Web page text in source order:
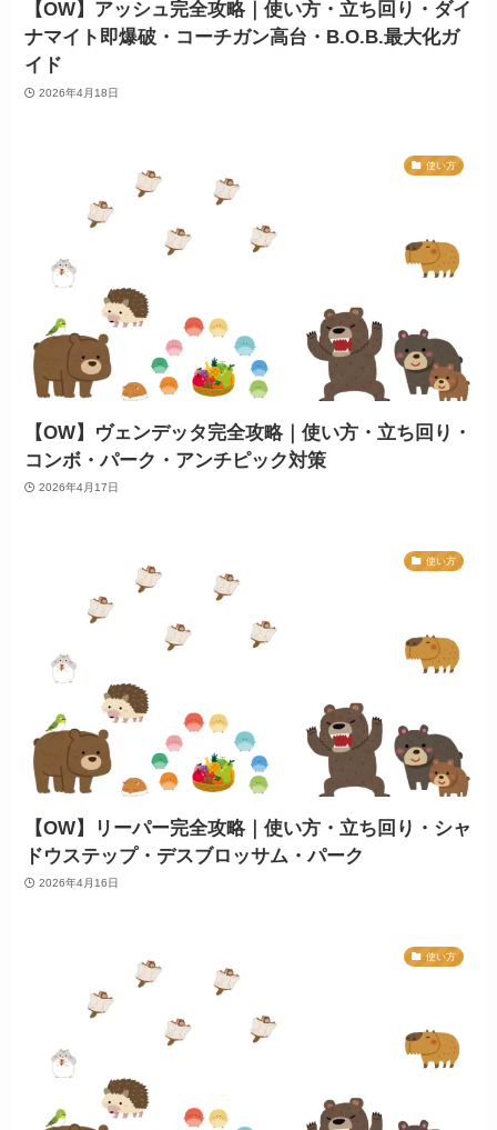
【OW】アッシュ完全攻略｜使い方・立ち回り・ダイ
ナマイト即爆破・コーチガン高台・B.O.B.最大化ガ
イド
2026年4月18日
使い方
【OW】ヴェンデッタ完全攻略｜使い方・立ち回り・
コンボ・パーク・アンチピック対策
2026年4月17日
使い方
【OW】リーパー完全攻略｜使い方・立ち回り・シャ
ドウステップ・デスブロッサム・パーク
2026年4月16日
使い方